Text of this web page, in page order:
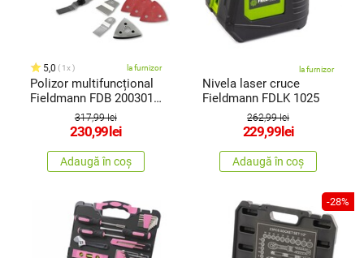
5,0 1x la furnizor
Polizor multifuncțional
Fieldmann FDB 200301-
317,99 lei
230,99 lei
Adaugă în coș
la furnizor
Nivela laser cruce
Fieldmann FDLK 1025
262,99 lei
229,99 lei
Adaugă în coș
-28%